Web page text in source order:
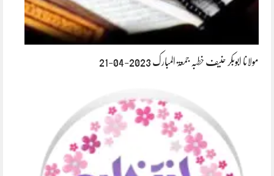
مولانا ابوبکر حنیف خطبہ جمعۃ المبارک 2023-04-21